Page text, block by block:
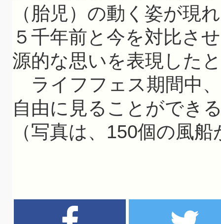
（胎児）の動く姿が現
５千年前と今を対比さ
源的な思いを表現した
ライフフェス期間中
自由に見ることができ
（写真は、150個の風